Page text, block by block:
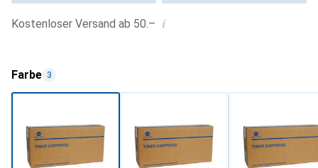
Kostenloser Versand ab 50.– i
Farbe 3